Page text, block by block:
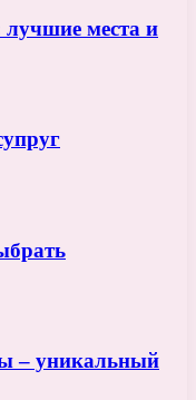
места и
– уникальный